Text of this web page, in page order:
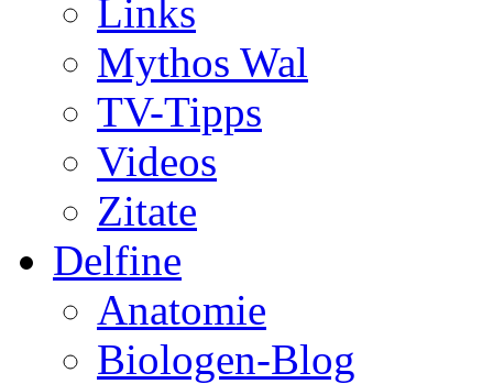
Links
Mythos Wal
TV-Tipps
Videos
Zitate
Delfine
Anatomie
Biologen-Blog